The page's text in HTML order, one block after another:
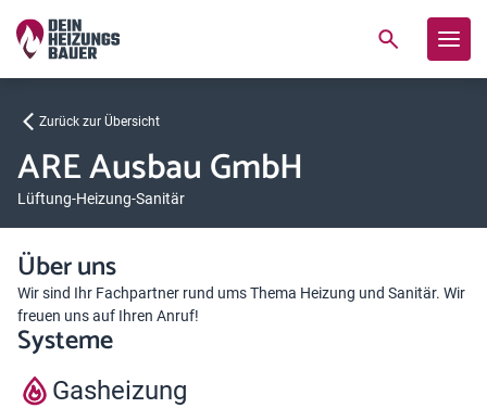
Zurück zur Übersicht
ARE Ausbau GmbH
Lüftung-Heizung-Sanitär
Über uns
Wir sind Ihr Fachpartner rund ums Thema Heizung und Sanitär. Wir
freuen uns auf Ihren Anruf!
Systeme
Gasheizung